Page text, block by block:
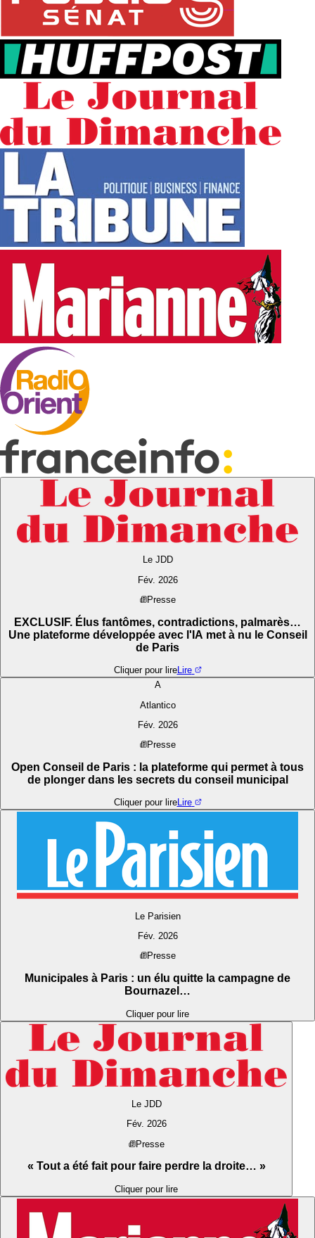
Le JDD
Fév. 2026
Presse
EXCLUSIF. Élus fantômes, contradictions, palmarès…
Une plateforme développée avec l'IA met à nu le Conseil
de Paris
Cliquer pour lireLire
A
Atlantico
Fév. 2026
Presse
Open Conseil de Paris : la plateforme qui permet à tous
de plonger dans les secrets du conseil municipal
Cliquer pour lireLire
Le Parisien
Fév. 2026
Presse
Municipales à Paris : un élu quitte la campagne de
Bournazel…
Cliquer pour lire
Le JDD
Fév. 2026
Presse
« Tout a été fait pour faire perdre la droite… »
Cliquer pour lire